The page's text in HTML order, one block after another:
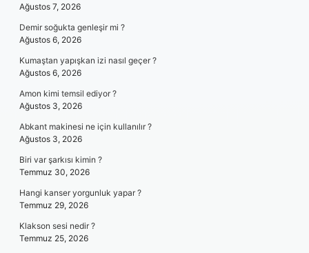
Ağustos 7, 2026
Demir soğukta genleşir mi ?
Ağustos 6, 2026
Kumaştan yapışkan izi nasıl geçer ?
Ağustos 6, 2026
Amon kimi temsil ediyor ?
Ağustos 3, 2026
Abkant makinesi ne için kullanılır ?
Ağustos 3, 2026
Biri var şarkısı kimin ?
Temmuz 30, 2026
Hangi kanser yorgunluk yapar ?
Temmuz 29, 2026
Klakson sesi nedir ?
Temmuz 25, 2026